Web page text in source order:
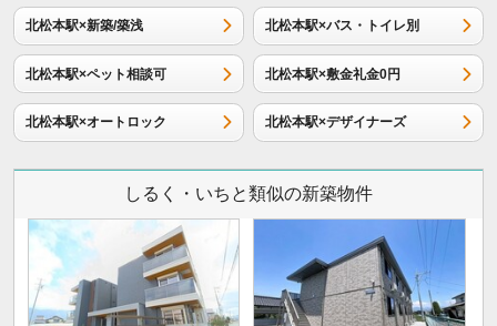
北松本駅×新築/築浅 北松本駅×バス・トイレ別
北松本駅×ペット相談可 北松本駅×敷金礼金0円
北松本駅×オートロック 北松本駅×デザイナーズ
しるく・いちと類似の新築物件